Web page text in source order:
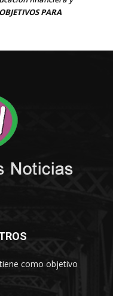
como objetivo